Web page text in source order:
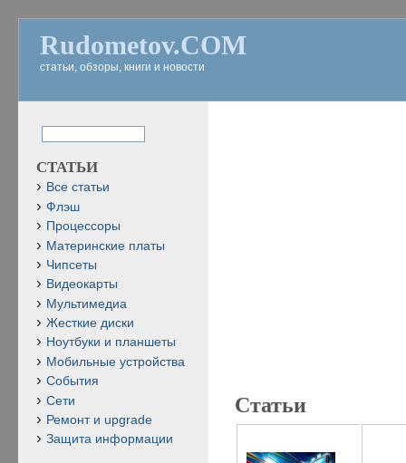
Rudometov.COM
статьи, обзоры, книги и новости
Статьи
СТАТЬИ
Все статьи
Флэш
Процессоры
Материнские платы
Чипсеты
Видеокарты
Мультимедиа
Жесткие диски
Ноутбуки и планшеты
Мобильные устройства
События
Сети
Ремонт и upgrade
Защита информации